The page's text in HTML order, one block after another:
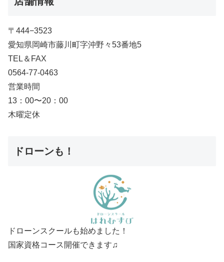
〒444−3523
愛知県岡崎市藤川町字沖野々53番地5
TEL＆FAX
0564-77-0463
営業時間
13：00〜20：00
木曜定休
ドローンも！
ドローンスクールも始めました！
国家資格コース開催できます♫